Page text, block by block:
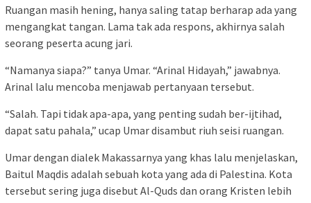
Ruangan masih hening, hanya saling tatap berharap ada yang
mengangkat tangan. Lama tak ada respons, akhirnya salah
seorang peserta acung jari.
“Namanya siapa?” tanya Umar. “Arinal Hidayah,” jawabnya.
Arinal lalu mencoba menjawab pertanyaan tersebut.
“Salah. Tapi tidak apa-apa, yang penting sudah ber-ijtihad,
dapat satu pahala,” ucap Umar disambut riuh seisi ruangan.
Umar dengan dialek Makassarnya yang khas lalu menjelaskan,
Baitul Maqdis adalah sebuah kota yang ada di Palestina. Kota
tersebut sering juga disebut Al-Quds dan orang Kristen lebih